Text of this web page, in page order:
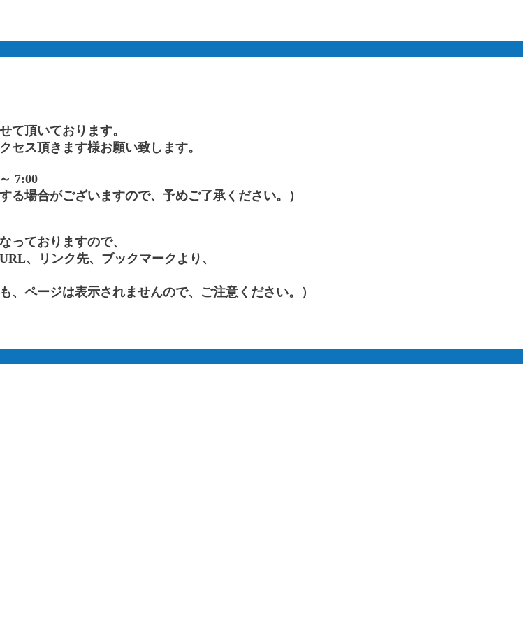
て頂いております。
セス頂きます様お願い致します。
7:00
る場合がございますので、予めご了承ください。）
っておりますので、
、リンク先、ブックマークより、
、ページは表示されませんので、ご注意ください。）